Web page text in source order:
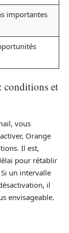
importantes
conditions et
vous
Orange
Il est,
pour rétablir
un intervalle
il
envisageable.